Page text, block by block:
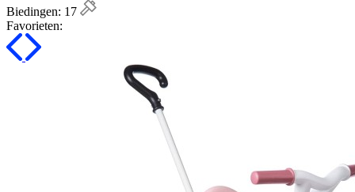
Biedingen: 17
Favorieten: